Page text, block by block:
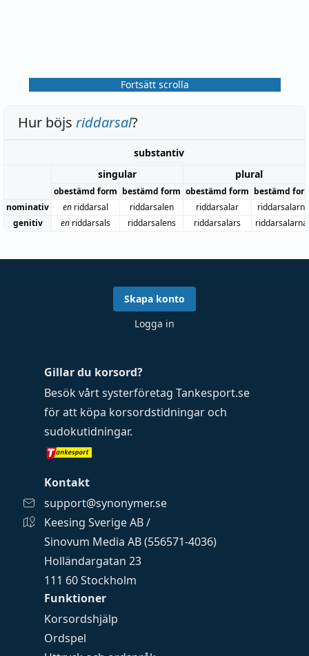
Fortsätt scrolla
Hur böjs riddarsal?
substantiv
singular
plural
obestämd form bestämd form obestämd form bestämd
nominativ
en riddarsal riddarsalen riddarsalar
riddarsalarna
genitiv
en riddarsals riddarsalens riddarsalars
Funktioner
Korsordshjälp
Ordspel
Gillar du korsord?
Besök vårt systerföretag Tankesport.se
för att köpa korsordstidningar och
sudokutidningar.
Kontakt
support@synonymer.se
Keesing Sverige AB /
Sinovum Media AB (556571-4036)
Holländargatan 23
111 60 Stockholm
Skapa konto
Logga in